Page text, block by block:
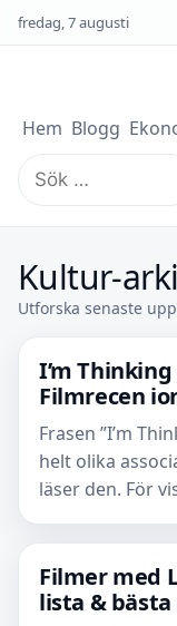
fredag, 7 augusti
Hem Blogg
Sök
efter:
Kultur-
Utforska senaste
I’m
Filmrecen
Frasen ”I’m
helt olika
läser den. För
Filmer med
lista &